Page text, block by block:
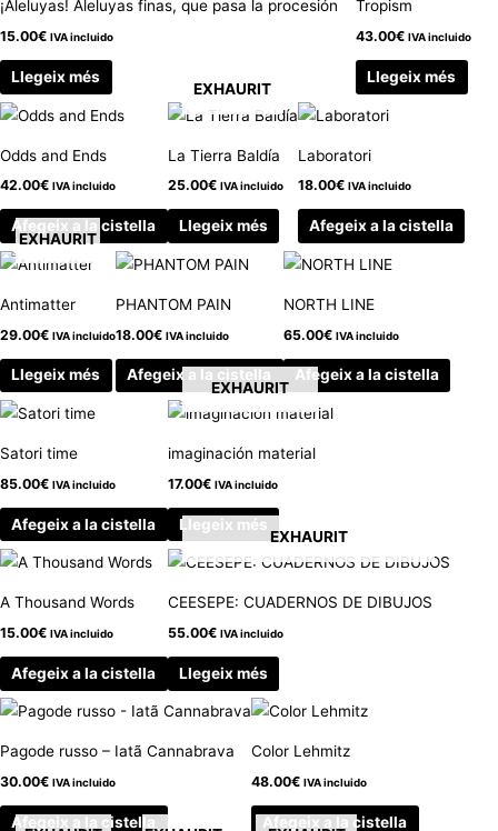
¡Aleluyas! Aleluyas finas, que pasa la procesión
15.00€ IVA incluido
Llegeix més
Tropism
43.00€ IVA incluido
Llegeix més
Odds and Ends
42.00€ IVA incluido
Afegeix a la cistella
EXHAURIT
La Tierra Baldía
25.00€ IVA incluido
Llegeix més
Laboratori
18.00€ IVA incluido
Afegeix a la cistella
EXHAURIT
Antimatter
29.00€ IVA incluido
Llegeix més
PHANTOM PAIN
18.00€ IVA incluido
Afegeix a la cistella
NORTH LINE
65.00€ IVA incluido
Afegeix a la cistella
Satori time
85.00€ IVA incluido
Afegeix a la cistella
EXHAURIT
imaginación material
17.00€ IVA incluido
Llegeix més
A Thousand Words
15.00€ IVA incluido
Afegeix a la cistella
EXHAURIT
CEESEPE: CUADERNOS DE DIBUJOS
55.00€ IVA incluido
Llegeix més
Pagode russo – Iatã Cannabrava
30.00€ IVA incluido
Afegeix a la cistella
Color Lehmitz
48.00€ IVA incluido
Afegeix a la cistella